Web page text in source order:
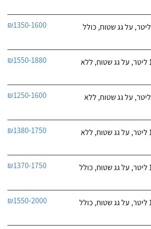
התקנת דוד שמש, 80 ליטר, על גג שטוח, כולל
₪1350-1600
התקנת דוד שמש, 150 ליטר, על גג שטוח, ללא
₪1550-1880
התקנת דוד שמש, 80 ליטר, על גג שטוח, ללא
₪1250-1600
התקנת דוד שמש, 120 ליטר, על גג שטוח, ללא
₪1380-1750
התקנת דוד שמש, 120 ליטר, על גג שטוח, כולל
₪1370-1750
התקנת דוד שמש, 150 ליטר, על גג שטוח, כולל
₪1550-2000